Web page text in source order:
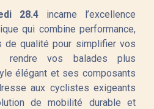
28.4 incarne l’excellence
qui combine performance,
de qualité pour simplifier vos
rendre vos balades plus
élégant et ses composants
aux cyclistes exigeants
de mobilité durable et